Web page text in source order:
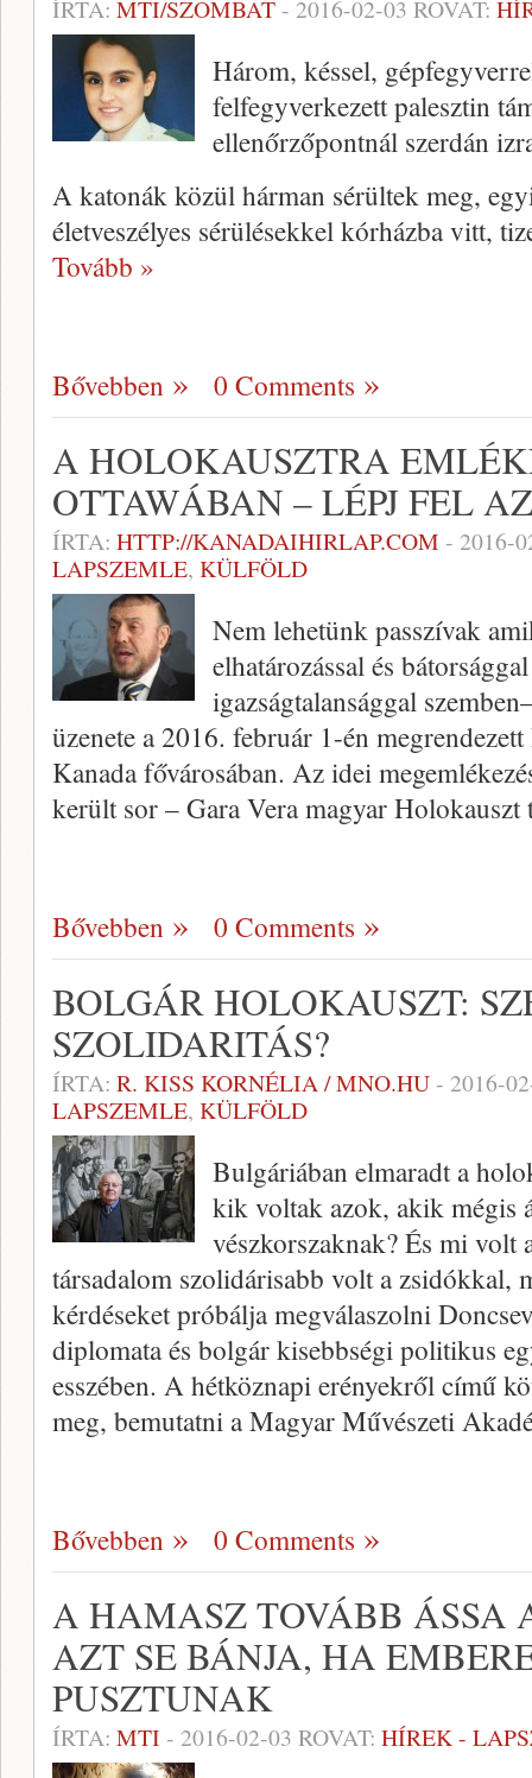
ÍRTA: MTI/SZOMBAT- 2016-02-03 ROVAT:
Három, késsel,
felfegyverkezett palesztin
ellenőrzőpontnál szerdán
A katonák közül hárman sérültek meg,
életveszélyes sérülésekkel kórházba vitt,
Tovább »
Bővebben 0 Comments
A HOLOKAUSZTRA
OTTAWÁBAN – LÉPJ FEL
ÍRTA: HTTP://KANADAIHIRLAP.COM - 2016-
LAPSZEMLE, KÜLFÖLD
Nem lehetünk passzívak
elhatározással és
igazságtalansággal
üzenete a 2016. február 1-én
Kanada fővárosában. Az idei
került sor – Gara Vera magyar Holokauszt
Bővebben 0 Comments
BOLGÁR HOLOKAUSZT:
SZOLIDARITÁS?
ÍRTA: R. KISS KORNÉLIA / MNO.HU- 2016-
LAPSZEMLE, KÜLFÖLD
Bulgáriában elmaradt a
kik voltak azok, akik mégis
vészkorszaknak? És mi volt
társadalom szolidárisabb volt a zsidókkal,
kérdéseket próbálja megválaszolni
diplomata és bolgár kisebbségi politikus
esszében. A hétköznapi erényekről című
meg, bemutatni a Magyar Művészeti
Bővebben 0 Comments
A HAMASZ TOVÁBB ÁSSA
AZT SE BÁNJA, HA
PUSZTUNAK
ÍRTA: MTI - 2016-02-03 ROVAT: HÍREK -